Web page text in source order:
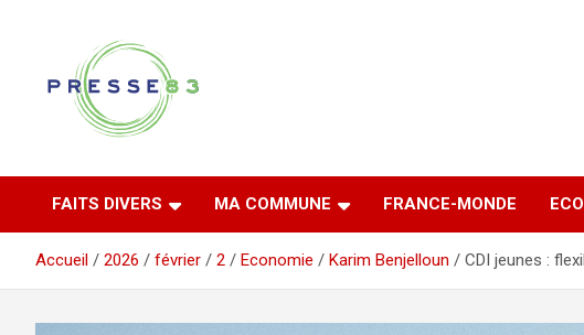
Presse 83
FAITS DIVERS MA COMMUNE FRANCE-MONDE
Accueil 2026 février 2 Economie Karim Benjelloun CDI jeunes :